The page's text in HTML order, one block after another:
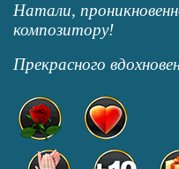
Натали,
композитору!
Прекрасного